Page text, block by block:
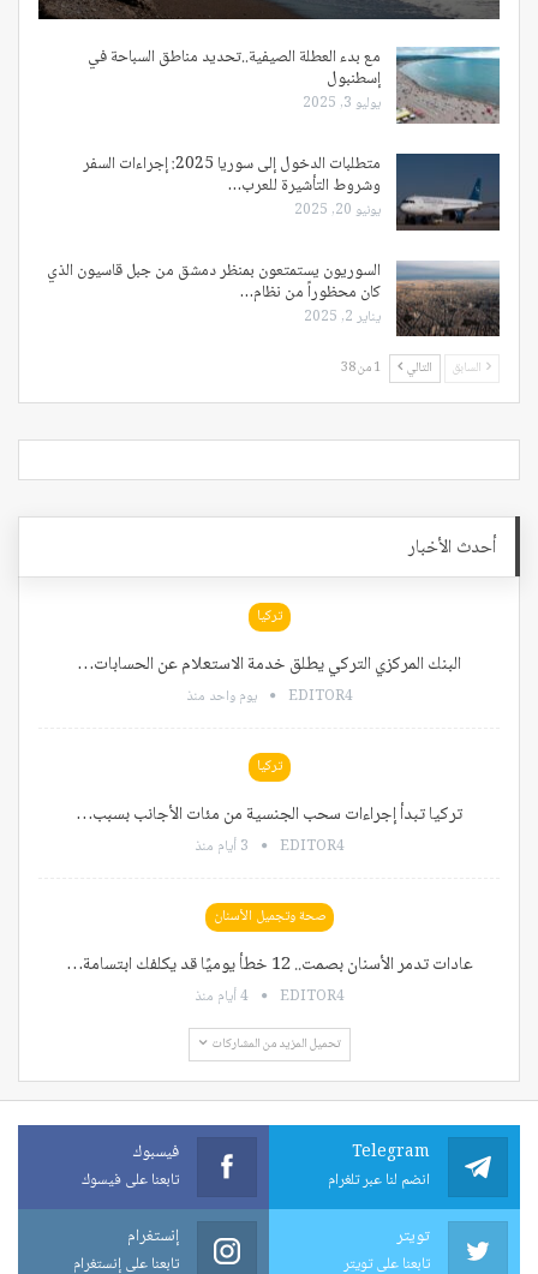
مع بدء العطلة الصيفية..تحديد مناطق السباحة في
إسطنبول
يوليو 3, 2025
متطلبات الدخول إلى سوريا 2025: إجراءات السفر
وشروط التأشيرة للعرب…
يونيو 20, 2025
السوريون يستمتعون بمنظر دمشق من جبل قاسيون الذي
كان محظوراً من نظام…
يناير 2, 2025
السابق التالي 1 من 38
أحدث الأخبار
تركيا
البنك المركزي التركي يطلق خدمة الاستعلام عن الحسابات…
EDITOR4 يوم واحد منذ
تركيا
تركيا تبدأ إجراءات سحب الجنسية من مئات الأجانب بسبب…
EDITOR4 3 أيام منذ
صحة وتجميل الأسنان
عادات تدمر الأسنان بصمت.. 12 خطأ يوميًا قد يكلفك ابتسامة…
EDITOR4 4 أيام منذ
تحميل المزيد من المشاركات
Telegram
انضم لنا عبر تلغرام
فيسبوك
تابعنا على فيسوك
تويتر
تابعنا على تويتر
إنستغرام
تابعنا على إنستغرام